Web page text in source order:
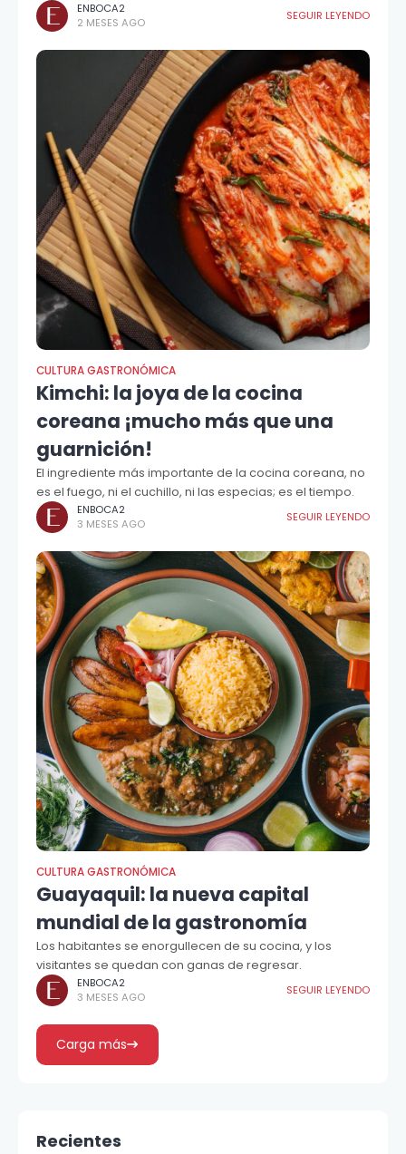
ENBOCA2
2 MESES AGO
SEGUIR LEYENDO
CULTURA GASTRONÓMICA
Kimchi: la joya de la cocina
coreana ¡mucho más que una
guarnición!
El ingrediente más importante de la cocina coreana, no
es el fuego, ni el cuchillo, ni las especias; es el tiempo.
ENBOCA2
3 MESES AGO
SEGUIR LEYENDO
CULTURA GASTRONÓMICA
Guayaquil: la nueva capital
mundial de la gastronomía
Los habitantes se enorgullecen de su cocina, y los
visitantes se quedan con ganas de regresar.
ENBOCA2
3 MESES AGO
SEGUIR LEYENDO
Carga más
Recientes